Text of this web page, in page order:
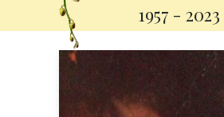
1957 - 2023